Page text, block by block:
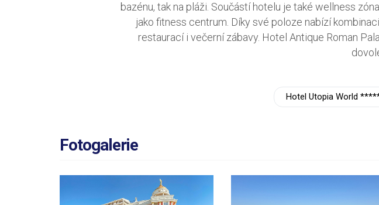
bazénu, tak na pláži. Součástí hotelu je také wellness
jako fitness centrum. Díky své poloze nabízí
restaurací i večerní zábavy. Hotel Antique Roman
Hotel Utopia World
Fotogalerie